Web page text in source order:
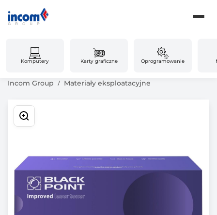
Komputery Karty graficzne Oprogramowanie
Incom Group Materiały eksploatacyjne